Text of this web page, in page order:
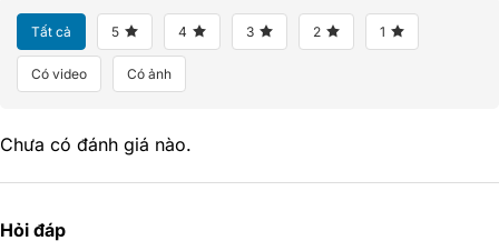
Tất cả 5 4 3 2 1
Có video Có ảnh
Chưa có đánh giá nào.
Hỏi đáp